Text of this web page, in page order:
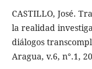
CASTILLO, José.
la realidad
diálogos
Aragua, v.6, n°.1,